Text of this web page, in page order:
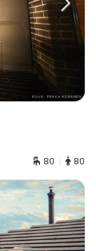
80 80